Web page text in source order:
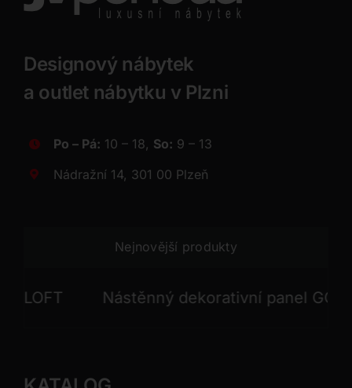
Designový nábytek
a outlet nábytku v Plzni
Po – Pá: 10 – 18, So: 9 – 13
Nádražní 14, 301 00 Plzeň
Nejnovější produkty
Nástěnný dekorativní panel GONG